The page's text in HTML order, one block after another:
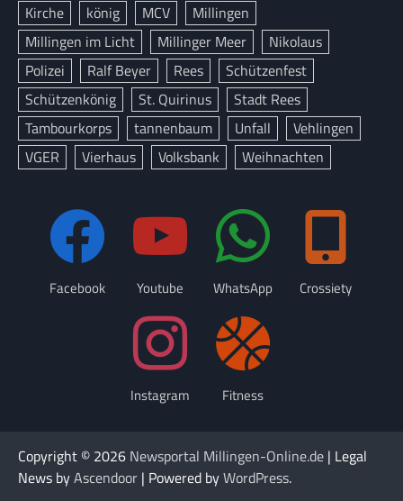
Kirche
könig MCV
Millingen
Millingen im Licht
Millinger Meer
Nikolaus
Polizei
Ralf Beyer Rees
Schützenfest
Schützenkönig
St. Quirinus
Stadt Rees
Tambourkorps
tannenbaum Unfall
Vehlingen
VGER
Vierhaus Volksbank Weihnachten
Facebook Youtube WhatsApp Crossiety
Instagram Fitness
Copyright © 2026 Newsportal Millingen-Online.de | Legal
News byAscendoor | Powered byWordPress.